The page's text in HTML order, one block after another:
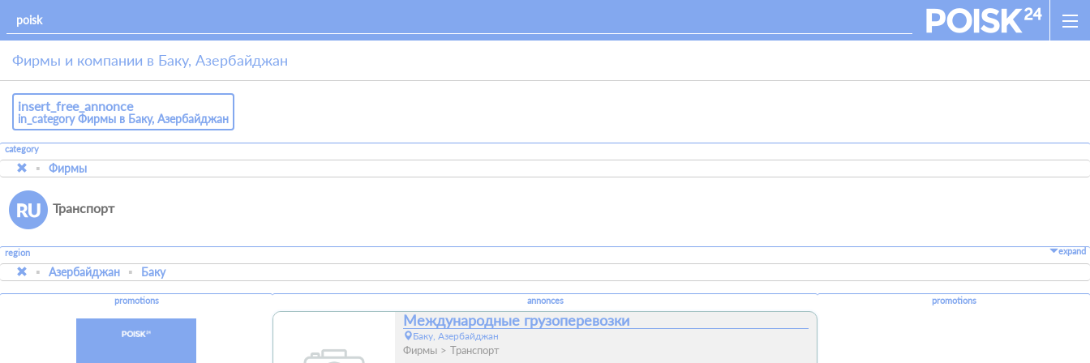
Фирмы и компании в Баку, Азербайджан
insert_free_annonce
in_category Фирмы в Баку, Азербайджан
category
Фирмы
Транспорт
region expand
Азербайджан Баку
promotions promotions
annonces
Международные грузоперевозки
Баку, Азербайджан
Фирмы Транспорт